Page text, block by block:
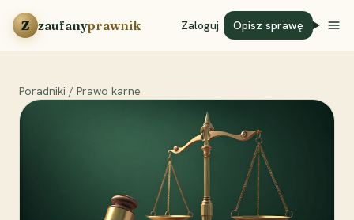
Przejdź do treści
Z zaufanyprawnik Zaloguj Opisz sprawę
Poradniki / Prawo karne